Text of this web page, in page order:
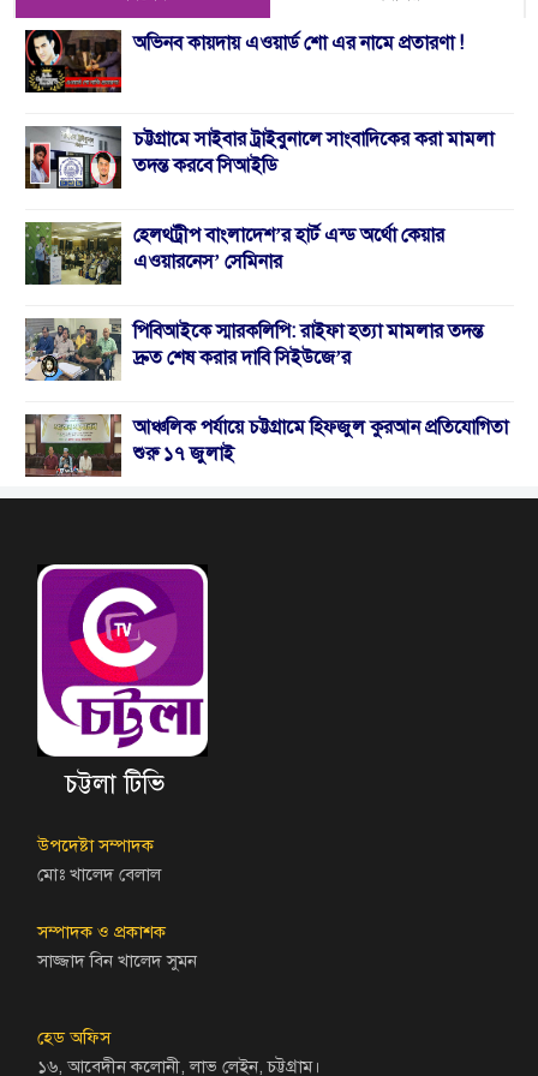
অভিনব কায়দায় এওয়ার্ড শো এর নামে প্রতারণা !
চট্টগ্রামে সাইবার ট্রাইবুনালে সাংবাদিকের করা মামলা
তদন্ত করবে সিআইডি
হেলথট্রীপ বাংলাদেশ’র হার্ট এন্ড অর্থো কেয়ার
এওয়ারনেস’ সেমিনার
পিবিআইকে স্মারকলিপি: রাইফা হত্যা মামলার তদন্ত
দ্রুত শেষ করার দাবি সিইউজে’র
আঞ্চলিক পর্যায়ে চট্টগ্রামে হিফজুল কুরআন প্রতিযোগিতা
শুরু ১৭ জুলাই
চট্টলা টিভি
উপদেষ্টা সম্পাদক
মোঃ খালেদ বেলাল
সম্পাদক ও প্রকাশক
সাজ্জাদ বিন খালেদ সুমন
হেড অফিস
১৬, আবেদীন কলোনী, লাভ লেইন, চট্টগ্রাম।